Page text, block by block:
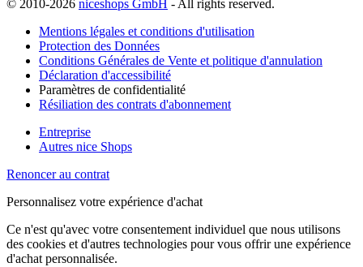
© 2010-2026 niceshops GmbH - All rights reserved.
Mentions légales et conditions d'utilisation
Protection des Données
Conditions Générales de Vente et politique d'annulation
Déclaration d'accessibilité
Paramètres de confidentialité
Résiliation des contrats d'abonnement
Entreprise
Autres nice Shops
Renoncer au contrat
Personnalisez votre expérience d'achat
Ce n'est qu'avec votre consentement individuel que nous utilisons
des cookies et d'autres technologies pour vous offrir une expérience
d'achat personnalisée.